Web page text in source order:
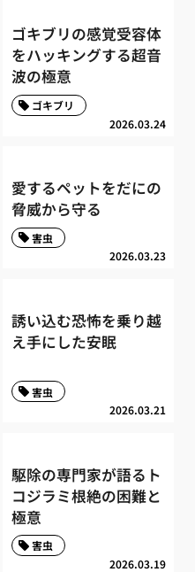
ゴキブリの感覚受容体
をハッキングする超音
波の極意
2026.03.24
ゴキブリ
愛するペットをだにの
脅威から守る
2026.03.23
害虫
誘い込む恐怖を乗り越
え手にした安眠
2026.03.21
害虫
駆除の専門家が語るト
コジラミ根絶の困難と
極意
2026.03.19
害虫